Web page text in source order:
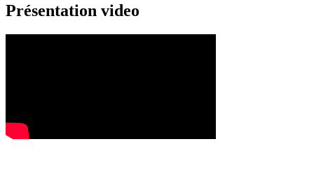
Présentation video